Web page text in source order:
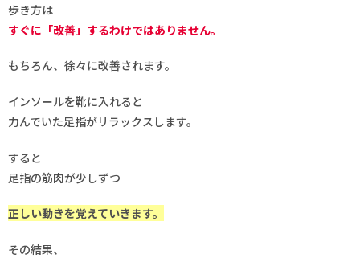
歩き方は
すぐに「改善」するわけではありません。
もちろん、徐々に改善されます。
インソールを靴に入れると
力んでいた足指がリラックスします。
すると
足指の筋肉が少しずつ
正しい動きを覚えていきます。
その結果、